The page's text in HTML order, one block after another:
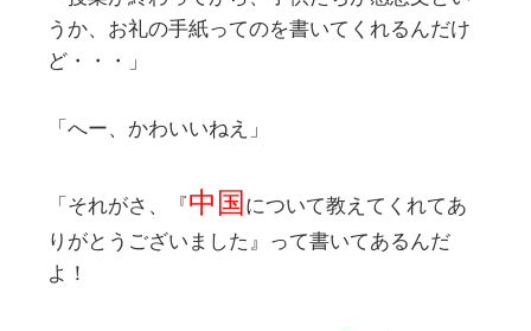
うか、お礼の手紙ってのを書いてくれるんだけ
ど・・・」
「へー、かわいいねえ」
「それがさ、『 中国 について教えてくれてあ
りがとうございました』って書いてあるんだ
よ！